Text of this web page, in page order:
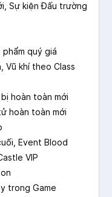
Sự kiện Đấu trường
quý giá
Vũ khí theo Class
hoàn toàn mới
hoàn toàn mới
Event Blood
VIP
trong Game